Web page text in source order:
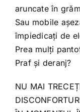
aruncate în
Sau mobile
împiedicați de
Prea mulți
Praf și deranj?
NU MAI